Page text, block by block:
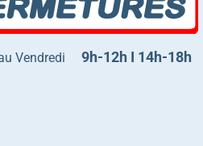
Vendredi 9h-12h I 14h-18h